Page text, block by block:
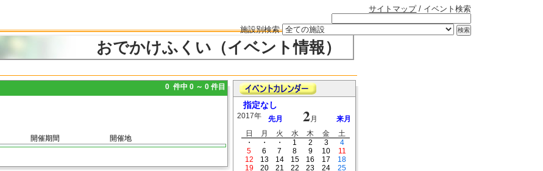
サイトマップ/ イベント検索
施設別検索
おでかけふくい（イベント情報）
0 件中 0 ～ 0 件目
開催期間 開催地
指定なし
2017年 先月 2月
来月
日
月 火 水 木 金
土
・
・ ・ 1 2 3
4
5
6 7 8 9 10
11
12
13 14 15 16 17
18
19
20 21 22 23 24
25